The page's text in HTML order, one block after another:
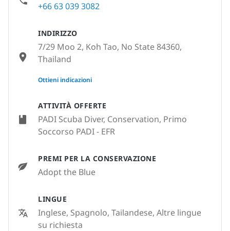
ATTIVITÀ OFFERTE
PADI Scuba Diver, Conservation, Primo
Soccorso PADI - EFR
PREMI PER LA CONSERVAZIONE
Adopt the Blue
LINGUE
Inglese, Spagnolo, Tailandese, Altre lingue
su richiesta
+66 63 039 3082
INDIRIZZO
7/29 Moo 2, Koh Tao, No State 84360,
Thailand
None
Ottieni indicazioni